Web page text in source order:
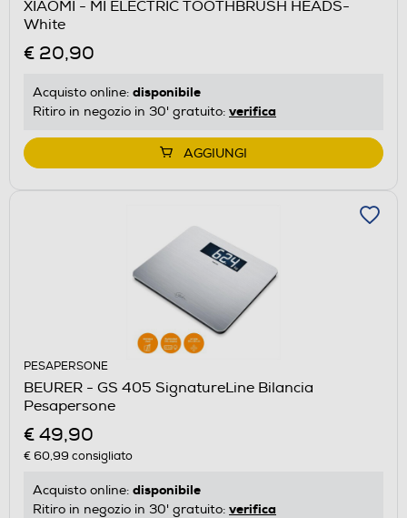
XIAOMI - MI ELECTRIC TOOTHBRUSH HEADS-
White
€ 20,90
Acquisto online: disponibile
Ritiro in negozio in 30' gratuito: verifica
AGGIUNGI
PESAPERSONE
BEURER - GS 405 SignatureLine Bilancia
Pesapersone
€ 49,90
€ 60,99 consigliato
Acquisto online: disponibile
Ritiro in negozio in 30' gratuito: verifica